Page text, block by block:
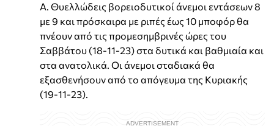
Α. Θυελλώδεις βορειοδυτικοί άνεμοι εντάσεων 8
με 9 και πρόσκαιρα με ριπές έως 10 μποφόρ θα
πνέουν από τις προμεσημβρινές ώρες του
Σαββάτου (18-11-23) στα δυτικά και βαθμιαία και
στα ανατολικά. Οι άνεμοι σταδιακά θα
εξασθενήσουν από το απόγευμα της Κυριακής
(19-11-23).